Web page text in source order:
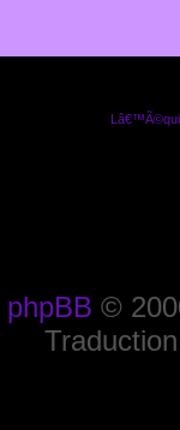
phpBB ©